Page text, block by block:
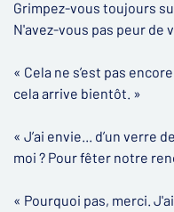
Grimpez-vous toujours
N'avez-vous pas peur de
« Cela ne s’est pas
cela arrive bientôt. »
« J’ai envie... d’un verre
moi ? Pour fêter notre
« Pourquoi pas, merci.